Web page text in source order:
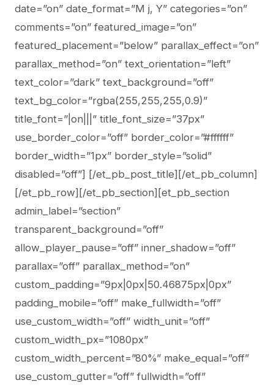
date=”on” date_format=”M j, Y” categories=”on”
comments=”on” featured_image=”on”
featured_placement=”below” parallax_effect=”on”
parallax_method=”on” text_orientation=”left”
text_color=”dark” text_background=”off”
text_bg_color=”rgba(255,255,255,0.9)”
title_font=”|on|||” title_font_size=”37px”
use_border_color=”off” border_color=”#ffffff”
border_width=”1px” border_style=”solid”
disabled=”off”] [/et_pb_post_title][/et_pb_column]
[/et_pb_row][/et_pb_section][et_pb_section
admin_label=”section”
transparent_background=”off”
allow_player_pause=”off” inner_shadow=”off”
parallax=”off” parallax_method=”on”
custom_padding=”9px|0px|50.46875px|0px”
padding_mobile=”off” make_fullwidth=”off”
use_custom_width=”off” width_unit=”off”
custom_width_px=”1080px”
custom_width_percent=”80%” make_equal=”off”
use_custom_gutter=”off” fullwidth=”off”